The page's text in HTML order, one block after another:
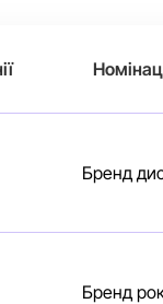
Бренд
Бренд